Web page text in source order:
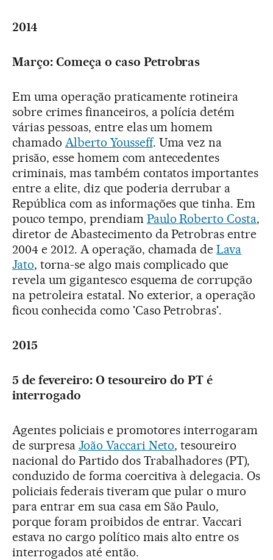
2014
Março: Começa o caso Petrobras
Em uma operação praticamente rotineira
sobre crimes financeiros, a polícia detém
várias pessoas, entre elas um homem
chamado Alberto Yousseff. Uma vez na
prisão, esse homem com antecedentes
criminais, mas também contatos importantes
entre a elite, diz que poderia derrubar a
República com as informações que tinha. Em
pouco tempo, prendiam Paulo Roberto Costa,
diretor de Abastecimento da Petrobras entre
2004 e 2012. A operação, chamada deLava
Jato, torna-se algo mais complicado que
revela um gigantesco esquema de corrupção
na petroleira estatal. No exterior, a operação
ficou conhecida como 'Caso Petrobras'.
2015
5 de fevereiro: O tesoureiro do PT é
interrogado
Agentes policiais e promotores interrogaram
de surpresa João Vaccari Neto, tesoureiro
nacional do Partido dos Trabalhadores (PT),
conduzido de forma coercitiva à delegacia. Os
policiais federais tiveram que pular o muro
para entrar em sua casa em São Paulo,
porque foram proibidos de entrar. Vaccari
estava no cargo político mais alto entre os
interrogados até então.